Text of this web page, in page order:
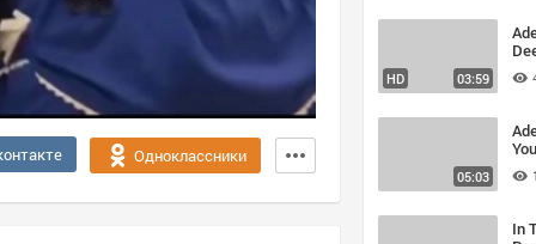
Одноклассники
03:59
HD
05:03
In